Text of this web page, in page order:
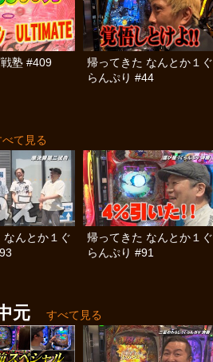
塾 #409
帰ってきた なんとか１ぐ
らんぷり #44
べて見る
なんとか１ぐ
帰ってきた なんとか１ぐ
らんぷり #91
元 すべて見る